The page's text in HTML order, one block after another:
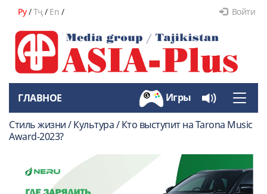
Ру/Тҷ/ En / Войти
Toggle
ГЛАВНОЕ Игры
Стиль жизни / Культура / Кто выступит на Tarona Music
Award-2023?